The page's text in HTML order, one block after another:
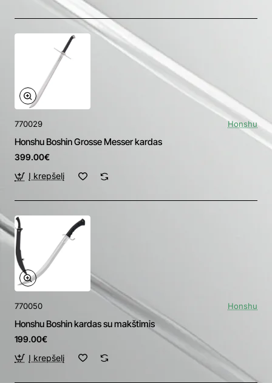
770029 Honshu
Honshu Boshin Grosse Messer kardas
399.00€
Į krepšelį
770050 Honshu
Honshu Boshin kardas su makštimis
199.00€
Į krepšelį